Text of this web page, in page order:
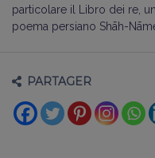
particolare il Libro dei re,
poema persiano Shāh-
PARTAGER